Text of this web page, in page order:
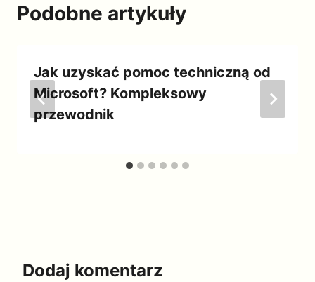
Podobne artykuły
Jak uzyskać pomoc techniczną od
Microsoft? Kompleksowy
przewodnik
Dodaj komentarz